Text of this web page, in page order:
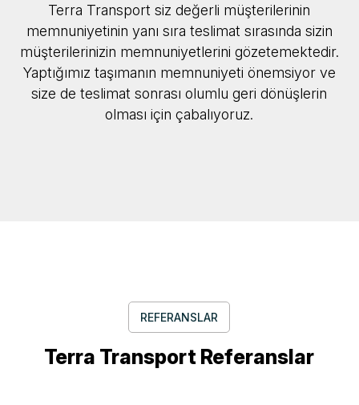
Terra Transport siz değerli müşterilerinin
memnuniyetinin yanı sıra teslimat sırasında sizin
müşterilerinizin memnuniyetlerini gözetemektedir.
Yaptığımız taşımanın memnuniyeti önemsiyor ve
size de teslimat sonrası olumlu geri dönüşlerin
olması için çabalıyoruz.
REFERANSLAR
Terra Transport Referanslar